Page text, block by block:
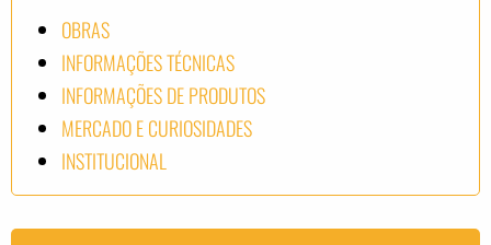
OBRAS
INFORMAÇÕES TÉCNICAS
INFORMAÇÕES DE PRODUTOS
MERCADO E CURIOSIDADES
INSTITUCIONAL